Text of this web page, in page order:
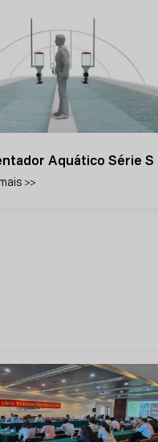
Aquático Série S
>>